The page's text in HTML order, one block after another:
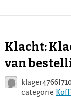
Voor
Login
Klacht:
van
categorie